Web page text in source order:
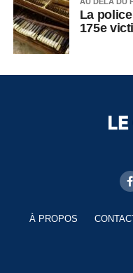
La
175e
À PROPOS